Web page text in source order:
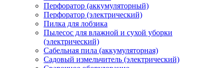
Перфоратор (аккумуляторный)
Перфоратор (электрический)
Пилка для лобзика
Пылесос для влажной и сухой уборки
(электрический)
Сабельная пила (аккумуляторная)
Садовый измельчитель (электрический)